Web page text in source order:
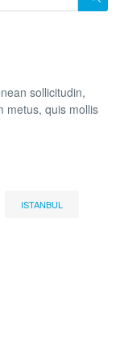
sollicitudin,
metus, quis mollis
ISTANBUL